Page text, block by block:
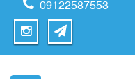
09122587553